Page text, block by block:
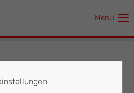
col1" existiert leider nicht.
col3" existiert leider nicht.
Menu